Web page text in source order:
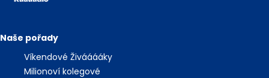
Naše pořady
Víkendové Živááááky
Milionoví kolegové